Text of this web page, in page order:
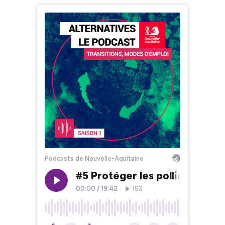
Podcasts de Nouvelle-Aquitaine
#5 Protéger les pollinisateurs
00:00 / 19:42 153